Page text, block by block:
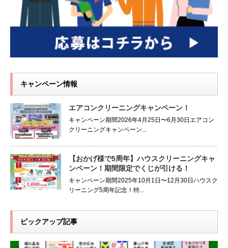
キャンペーン情報
エアコンクリーニングキャンペーン！
キャンペーン期間2026年4月25日〜6月30日エアコン
クリーニングキャンペーン...
【おかげ様で5周年】ハウスクリーニングキャ
ンペーン！期間限定でくじが引ける！
キャンペーン期間2025年10月1日〜12月30日ハウスク
リーニング5周年記念！特...
ピックアップ記事